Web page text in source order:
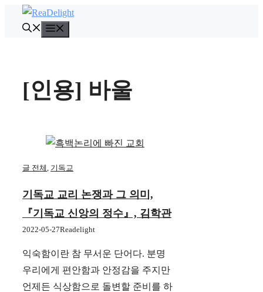
뉴
[인용] 바울
글 전체, 기독교
기독교 교리 논쟁과 그 의미,
『기독교 신앙의 정수』, 김학관
2022-05-27Readelight
익숙함이란 참 무서운 단어다. 분명
우리에게 편안함과 안정감을 주지만
언제든 식상함으로 돌변할 준비를 하